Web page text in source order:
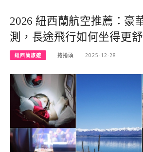
2026 紐西蘭航空推薦：豪
測，長途飛行如何坐得更舒
紐西蘭旅遊 捲捲頭 2025-12-28